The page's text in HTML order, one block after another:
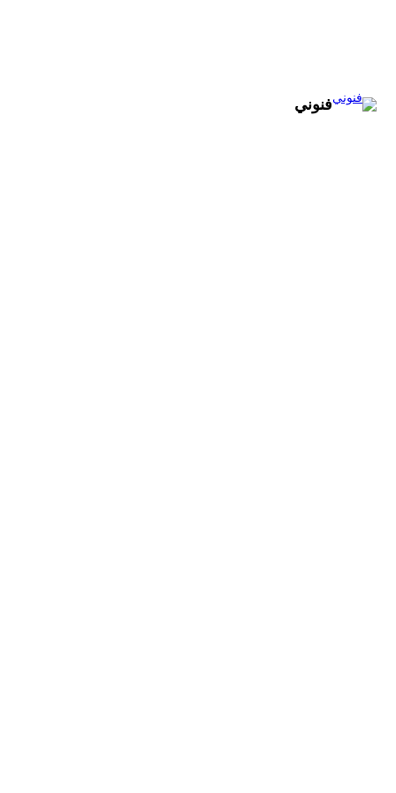
فنوني